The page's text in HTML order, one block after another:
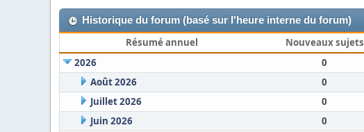
Historique du forum (basé sur l'heure interne du forum)
Résumé annuel Nouveaux sujets
2026
0
Août 2026
0
Juillet 2026
0
Juin 2026
0